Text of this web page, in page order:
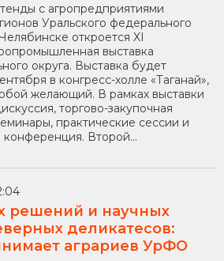
с агропредприятиями
Уральского федерального
откроется XI
выставка
округа. Выставка будет
в конгресс-холле «Таганай»,
желающий. В рамках выставки
торгово-закупочная
практические сессии и
конференция. Второй...
решений и научных
деликатесов:
аграриев УрФО